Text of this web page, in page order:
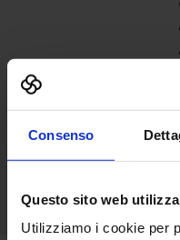
Consenso
Questo sito web
Utilizziamo i cookie per